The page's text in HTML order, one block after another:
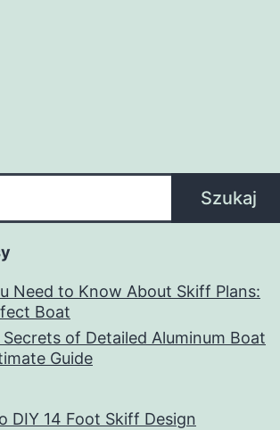
Szukaj
Need to Know About Skiff Plans:
Boat
of Detailed Aluminum Boat
Guide
DIY 14 Foot Skiff Design